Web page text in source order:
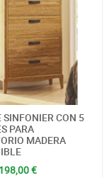
SINFONIER CON 5
PARA
MADERA
€